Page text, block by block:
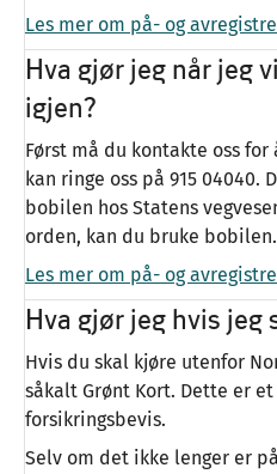
Les mer om på- og
Hva gjør jeg når jeg
igjen?
Først må du kontakte oss
kan ringe oss på 915
bobilen hos Statens
orden, kan du bruke bobilen.
Les mer om på- og
Hva gjør jeg hvis
Hvis du skal kjøre utenfor
såkalt Grønt Kort. Dette er
forsikringsbevis.
Selv om det ikke lenger er